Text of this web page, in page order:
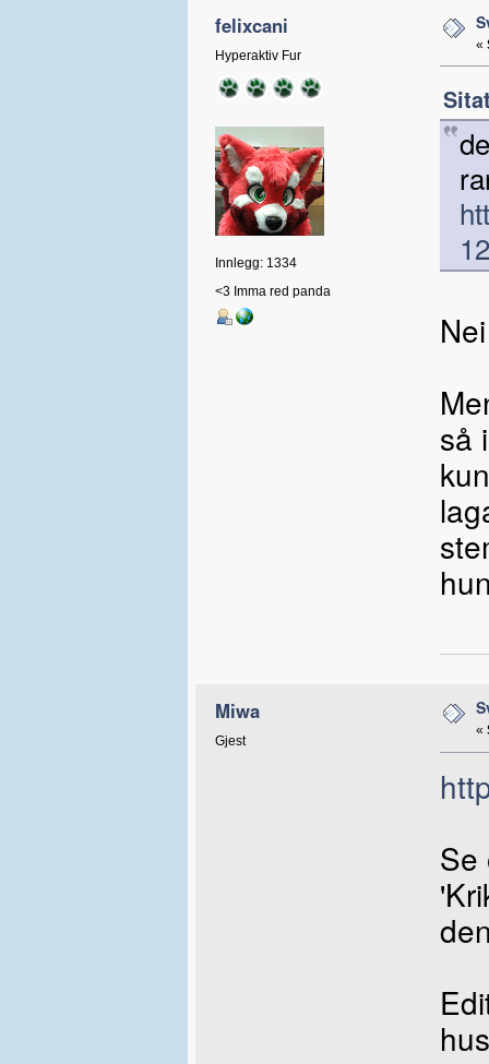
felixcani
Hyperaktiv Fur
Innlegg: 1334
<3 Imma red panda
«
så
Miwa
Gjest
«
Se